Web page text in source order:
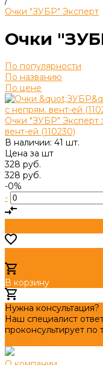
Очки "ЗУБР" Эксперт
Очки
По популярности
По названию
По цене
Очки "ЗУБР" Эксперт
вент-ей (110230)
В наличии: 41 шт.
Цена за шт
328 руб.
328 руб.
-0%
-
В корзину
Нужна консультация?
Наш специалист
проконсультирует